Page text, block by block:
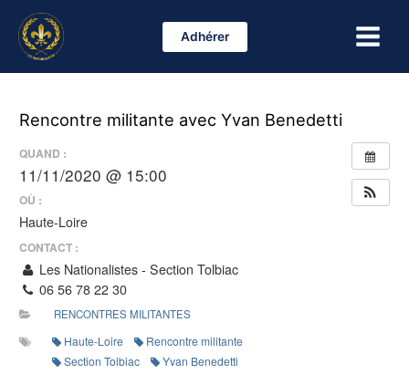
contenu
Adhérer
Menu
Rencontre militante avec Yvan Benedetti
QUAND :
11/11/2020 @ 15:00
OÙ :
Haute-Loire
CONTACT :
Les Nationalistes - Section Tolbiac
06 56 78 22 30
RENCONTRES MILITANTES
Haute-Loire
Rencontre militante
Section Tolbiac
Yvan Benedetti